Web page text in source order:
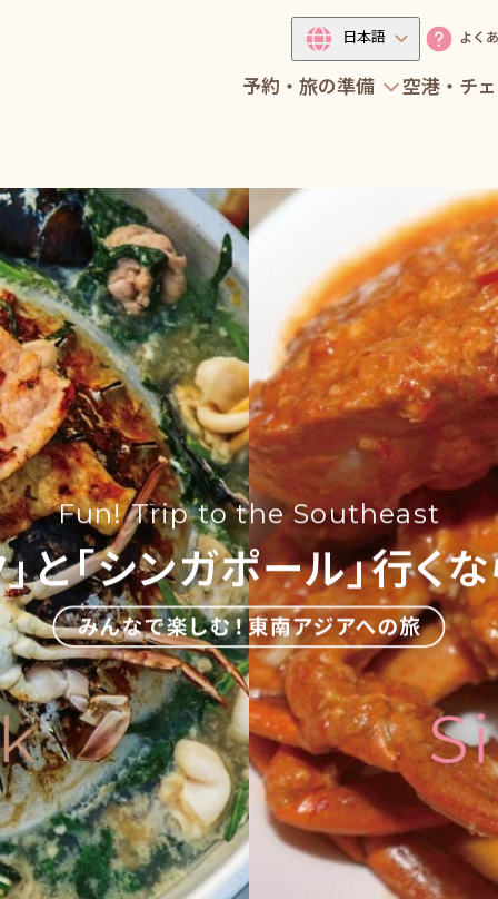
予約・旅の準備 空港・チ
日本語 よく
Fun! Tripto the Southeast
と「シンガポール」行く